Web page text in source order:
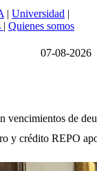
| Universidad |
| Quienes somos
07-08-2026
vencimientos de
y crédito REPO